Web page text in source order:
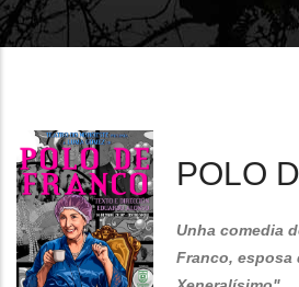
ayuda
POLO
Unha comedia
Franco, esposa